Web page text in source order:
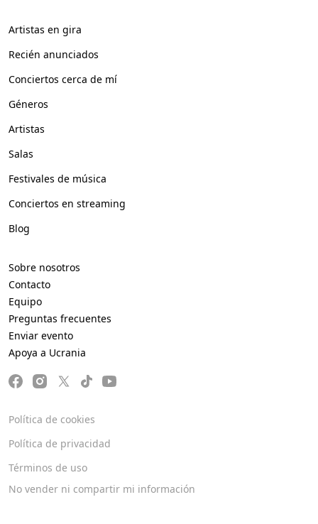
Artistas en gira
Recién anunciados
Conciertos cerca de mí
Géneros
Artistas
Salas
Festivales de música
Conciertos en streaming
Blog
Sobre nosotros
Contacto
Equipo
Preguntas frecuentes
Enviar evento
Apoya a Ucrania
Política de cookies
Política de privacidad
Términos de uso
No vender ni compartir mi información